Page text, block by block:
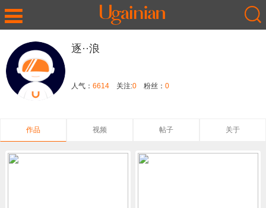
逐··浪
人气： 6614 关注:0 粉丝： 0
作品 视频 帖子 关于